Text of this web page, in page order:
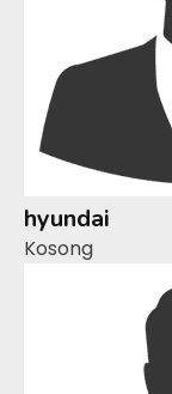
hyundai
Kosong